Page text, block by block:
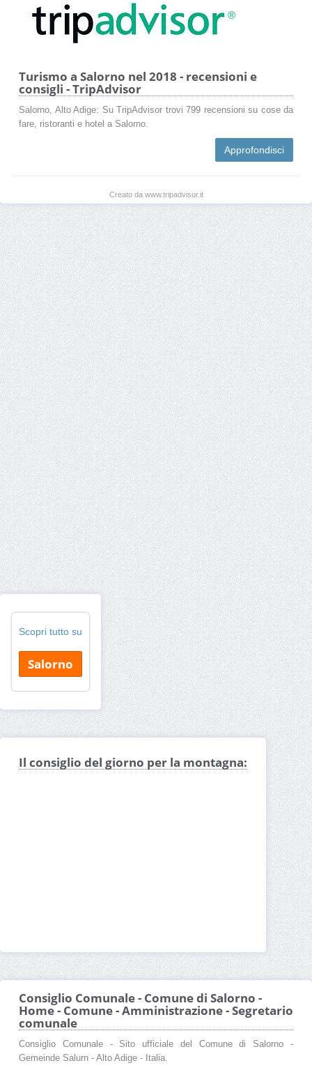
Turismo a Salorno nel 2018 - recensioni e
consigli - TripAdvisor
Salorno, Alto Adige: Su TripAdvisor trovi 799 recensioni su cose da
fare, ristoranti e hotel a Salorno.
Approfondisci
Creato da www.tripadvisor.it
Scopri tutto su
Salorno
Il consiglio del giorno per la montagna:
Consiglio Comunale - Comune di Salorno -
Home - Comune - Amministrazione - Segretario
comunale
Consiglio Comunale - Sito ufficiale del Comune di Salorno -
Gemeinde Salurn - Alto Adige - Italia.